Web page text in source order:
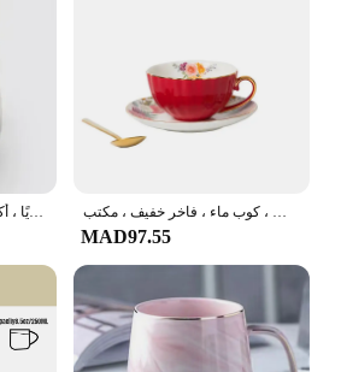
كوب قهوة سيراميك لطيف مع ملعقة ، أدوات شرب مبتكرة مرسومة يدويًا ، أكواب شاي حليب ، هدايا جديدة
MAD97.55